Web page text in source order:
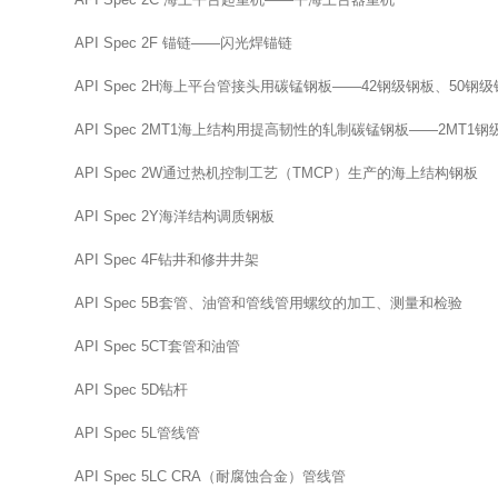
API Spec 2F 锚链——闪光焊锚链
API Spec 2H海上平台管接头用碳锰钢板——42钢级钢板、50钢
API Spec 2MT1海上结构用提高韧性的轧制碳锰钢板——2MT1钢
API Spec 2W通过热机控制工艺（TMCP）生产的海上结构钢板
API Spec 2Y海洋结构调质钢板
API Spec 4F钻井和修井井架
API Spec 5B套管、油管和管线管用螺纹的加工、测量和检验
API Spec 5CT套管和油管
API Spec 5D钻杆
API Spec 5L管线管
API Spec 5LC CRA（耐腐蚀合金）管线管